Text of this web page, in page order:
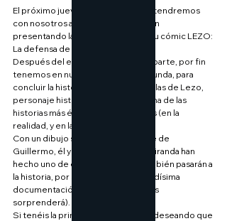
El próximo jueves 12 de diciembre tendremos
con nosotros a Guillermo Mogorrón
presentando la segunda parte de su cómic LEZO:
La defensa de Cartagena.
Después del exitazo de la primera parte, por fin
tenemos en nuestras manos la segunda, para
concluir la historia del grandísimo Blas de Lezo,
personaje histórico español, con una de las
historias más épicas jamás contadas (en la
realidad, y en la ficción).
Con un dibujo superlativo por parte de
Guillermo, él y el guionista Ángel Miranda han
hecho uno de esos cómics que también pasarán a
la historia, por su belleza, su detalladísima
documentación histórica (el nivel os
sorprenderá).
Si tenéis la primera parte, estaréis deseando que